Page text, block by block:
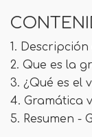
1.
2. Que es la
3. ¿Qué es el
4. Gramática
5. Resumen -